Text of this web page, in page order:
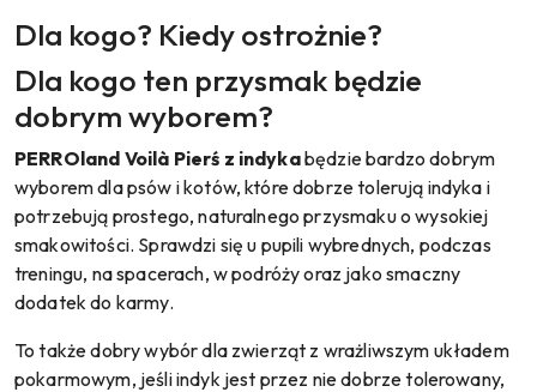
Dla kogo? Kiedy ostrożnie?
Dla kogo ten przysmak będzie
dobrym wyborem?
PERROland Voilà Pierś z indykabędzie bardzo dobrym
wyborem dla psów i kotów, które dobrze tolerują indyka i
potrzebują prostego, naturalnego przysmaku o wysokiej
smakowitości. Sprawdzi się u pupili wybrednych, podczas
treningu, na spacerach, w podróży oraz jako smaczny
dodatek do karmy.
To także dobry wybór dla zwierząt z wrażliwszym układem
pokarmowym, jeśli indyk jest przez nie dobrze tolerowany,